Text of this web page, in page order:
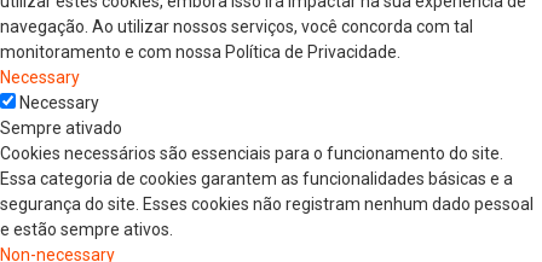
navegação. Ao utilizar nossos serviços, você concorda com tal
monitoramento e com nossa Política de Privacidade.
Necessary
Necessary
Sempre ativado
Cookies necessários são essenciais para o funcionamento do site.
Essa categoria de cookies garantem as funcionalidades básicas e a
segurança do site. Esses cookies não registram nenhum dado pessoal
e estão sempre ativos.
Non-necessary